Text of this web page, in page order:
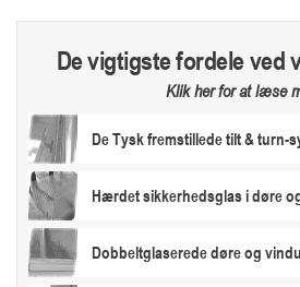
De vigtigste fordele ved
Klik her for at læse
De Tysk fremstillede tilt & turn-
Hærdet sikkerhedsglas i døre
Dobbeltglaserede døre og